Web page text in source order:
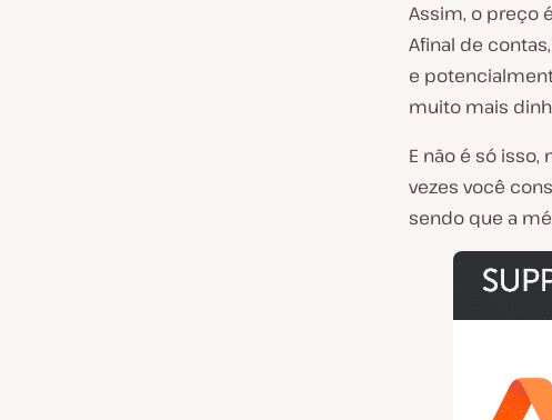
Assim, o preço
Afinal de
e
muito mais
E não é só
vezes você
sendo que a